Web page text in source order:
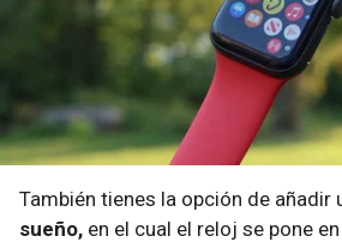
También tienes la opción de añadir
sueño, en el cual el reloj se pone